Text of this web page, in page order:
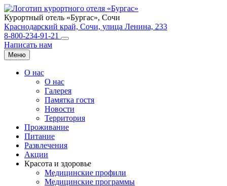
Курортный отель «Бургас», Сочи
Краснодарский край, Сочи, улица Ленина, 233
8-800-234-91-21
Написать нам
Меню
О нас
О нас
Галерея
Памятка гостя
Новости
Территория
Проживание
Питание
Развлечения
Акции
Красота и здоровье
Медицинские профили
Медицинские программы